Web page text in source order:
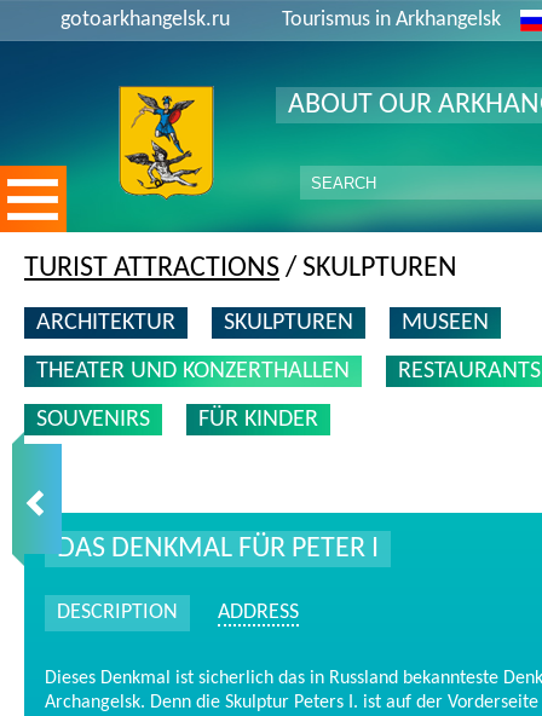
gotoarkhangelsk.ru Tourismus in Arkhangelsk
ABOUT OUR
TURIST ATTRACTIONS / SKULPTUREN
ARCHITEKTUR SKULPTUREN
MUSEEN
THEATER UND KONZERTHALLEN
RESTAURANTS
SOUVENIRS
FÜR KINDER
DAS DENKMAL FÜR PETER I
DESCRIPTION ADDRESS
Dieses Denkmal ist sicherlich das in Russland bekannteste
Archangelsk. Denn die Skulptur Peters I. ist auf der